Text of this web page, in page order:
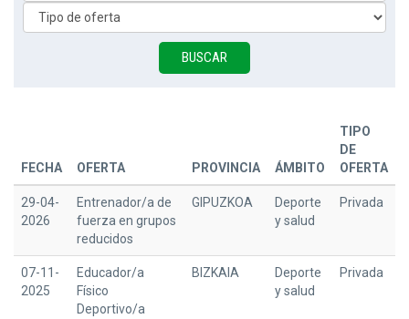
FECHA OFERTA PROVINCIA ÁMBITO
TIPO
DE
OFERTA
29-04-
2026
Entrenador/a de
fuerza en grupos
reducidos
GIPUZKOA
Deporte
y salud
Privada
07-11-
2025
Educador/a
Físico
Deportivo/a
BIZKAIA
Deporte
y salud
Privada